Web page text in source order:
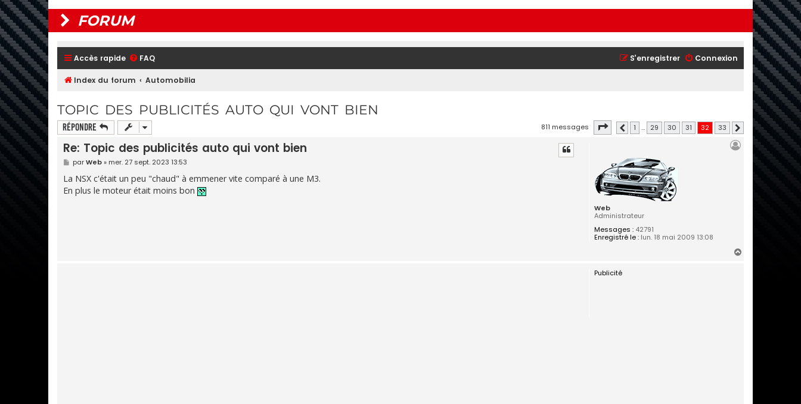
FORUM
Accès rapide FAQ Connexion
S’enregistrer
Index du forum Automobilia
TOPIC DES PUBLICITÉS AUTO QUI VONT BIEN
Répondre 811 messages Page 32 33
Précédente
1 … 29 30 31 32 33 Suivante
Web
Administrateur
Messages :42791
Enregistré le :lun. 18 mai 2009 13:08
Re: Topic des publicités auto qui vont bien
M
e
s
s
a
parWeb» mer. 27 sept. 2023 13:53
La NSX c'était un peu "chaud" à emmener vite comparé à une M3.
En plus le moteur était moins bon
Publicité